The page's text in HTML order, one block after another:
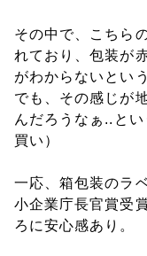
その中で、こちら
れており、包装が
がわからないとい
でも、その感じが
んだろうなぁ..と
買い）
一応、箱包装のラ
小企業庁長官賞受
ろに安心感あり。